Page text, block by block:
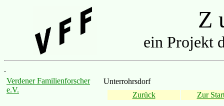
Z
ein Projekt
.
Verdener Familienforscher
e.V.
Unterrohrsdorf
Zurück
Zur